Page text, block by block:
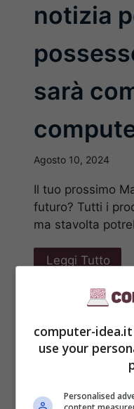
notizia
sarà
Agosto 10, 2024
Il tuo prossimo
futuro? Tutti i
ma stavolta
Leggi Tutto
computer-
use your
Personalised